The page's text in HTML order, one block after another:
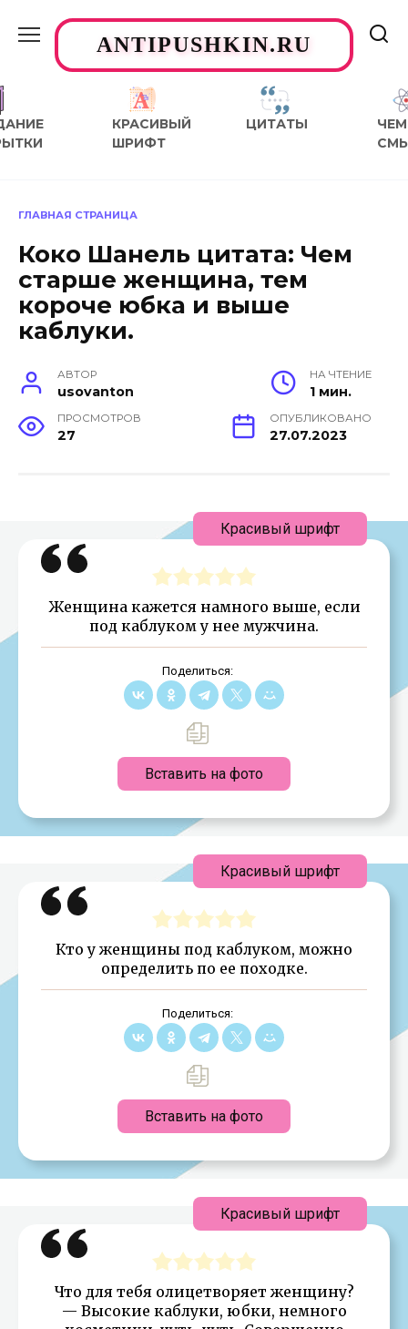
содержаниюANTIPUSHKIN.RU
КРАСИВЫЙ
ШРИФТ
ЦИТАТЫ
ЧЕМ
ГЛАВНАЯ СТРАНИЦА
Коко Шанель цитата: Чем
старше женщина, тем
короче юбка и выше
каблуки.
АВТОР
usovanton
НА ЧТЕНИЕ
1 мин.
ПРОСМОТРОВ
27
ОПУБЛИКОВАНО
27.07.2023
Женщина кажется намного выше, если
под каблуком у нее мужчина.
Поделиться:
Вставить на фото
Красивый шрифт
Кто у женщины под каблуком, можно
определить по ее походке.
Поделиться:
Вставить на фото
Красивый шрифт
Что для тебя олицетворяет женщину?
— Высокие каблуки, юбки, немного
Красивый шрифт